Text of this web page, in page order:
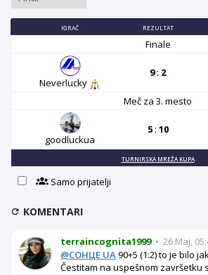
IGRAČ REZULTAT
Finale
Neverlucky
9: 2
Meč za 3. mesto
goodluckua
5: 10
TURNIRSKA MREŽA KUPA
Samo prijatelji
KOMENTARI
terraincognita1999 • 26 Maj,
@СОНЦЕ UA90+5 (1:2) to je bilo
Čestitam na uspešnom završetku